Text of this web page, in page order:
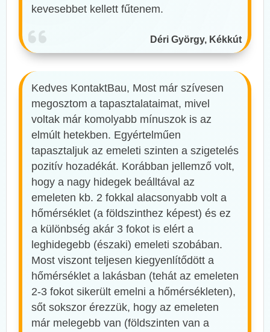
kevesebbet kellett fűtenem.
Déri György, Kékkút
Kedves KontaktBau, Most már szívesen
megosztom a tapasztalataimat, mivel
voltak már komolyabb mínuszok is az
elmúlt hetekben. Egyértelműen
tapasztaljuk az emeleti szinten a szigetelés
pozitív hozadékát. Korábban jellemző volt,
hogy a nagy hidegek beálltával az
emeleten kb. 2 fokkal alacsonyabb volt a
hőmérséklet (a földszinthez képest) és ez
a különbség akár 3 fokot is elért a
leghidegebb (északi) emeleti szobában.
Most viszont teljesen kiegyenlítődött a
hőmérséklet a lakásban (tehát az emeleten
2-3 fokot sikerült emelni a hőmérsékleten),
sőt sokszor érezzük, hogy az emeleten
már melegebb van (földszinten van a